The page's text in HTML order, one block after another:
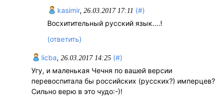
kasimir,26.03.2017 17:11 (#)
Восхитительный русский язык....!
(ответить)
licba, 26.03.2017 14:25 (#)
Угу, и маленькая Чечня по вашей версии
перевоспитала бы российских (русских?) имперцев?
Сильно верю в это чудо:-)!